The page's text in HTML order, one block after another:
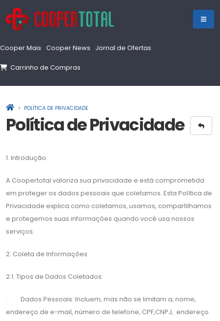
Cooper Mais Cooper News Jornal de Ofertas
Carrinho de Compras
POLÍTICA DE PRIVACIDADE
Política de Privacidade
1. Introdução
A Coopertotal valoriza sua privacidade e está comprometida
em proteger os dados pessoais que coletamos. Esta Política de
Privacidade explica como coletamos, usamos, compartilhamos
e protegemos suas informações quando você usa nossos
serviços.
2. Coleta de Informações
2.1. Tipos de Dados Coletados:
· Dados Pessoais: Incluem, mas não se limitam a, nome,
endereço de e-mail, número de telefone, CPF,CNPJ, endereço